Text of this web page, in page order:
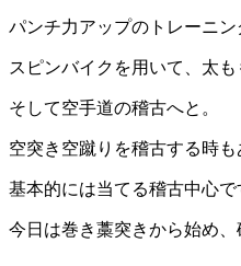
パンチ力アップのトレーニン
スピンバイクを用いて、太も
そして空手道の稽古へと。
空突き空蹴りを稽古する時も
基本的には当てる稽古中心で
今日は巻き藁突きから始め、